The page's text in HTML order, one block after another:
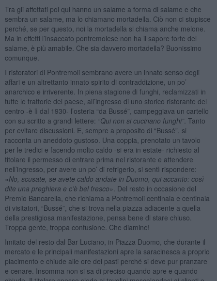
Tra gli affettati poi qui hanno un salame a forma di salame e che
sembra un salame, ma lo chiamano mortadella. Ciò non ci stupisce
perché, se per questo, noi la mortadella si chiama anche melone.
Ma in effetti l’insaccato pontremolese non ha il sapore forte del
salame, è più amabile. Che sia davvero mortadella? Buonissimo
comunque.
I ristoratori di Pontremoli sembrano avere un innato senso degli
affari e un altrettanto innato spirito di contraddizione, un po’
anarchico e irriverente. In piena stagione di funghi, reclamizzati in
tutte le trattorie del paese, all’ingresso di uno storico ristorante del
centro -è lì dal 1930- l’osteria “da Bussé”, campeggiava un cartello
con su scritto a grandi lettere: “Qui non si cucinano funghi”. Tanto
per evitare discussioni. E, sempre a proposito di “Bussé”, si
racconta un aneddoto gustoso. Una coppia, prenotato un tavolo
per le tredici e facendo molto caldo -si era in estate- richiesto al
titolare il permesso di entrare prima nel ristorante e attendere
nell’ingresso, per avere un po’ di refrigerio, si sentì rispondere:
«No, scusate, se avete caldo andate in Duomo, qui accanto: così
dite una preghiera e c’è bel fresco» . Del resto in occasione del
Premio Bancarella, che richiama a Pontremoli centinaia e centinaia
di visitatori, “Bussé”, che si trova nella piazza adiacente a quella
della prestigiosa manifestazione, pensa bene di stare chiuso.
Troppa gente, troppa confusione. Che diamine!
Imitato del resto dal Bar Luciano, in Piazza Duomo, che durante il
mercato e le principali manifestazioni apre la saracinesca a proprio
piacimento e chiude alle ore dei pasti perché si deve pur pranzare
e cenare. Insomma non si sa di preciso quando apre e quando